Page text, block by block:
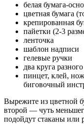
белая бумага-
цветная бумага
крепированная
пайетки (2-3
ленточка
шаблон надписи
гелевые ручки
два круга
пинцет, клей,
биговочный
Вырежите из цветной
второй — чуть
подойдут стаканы или